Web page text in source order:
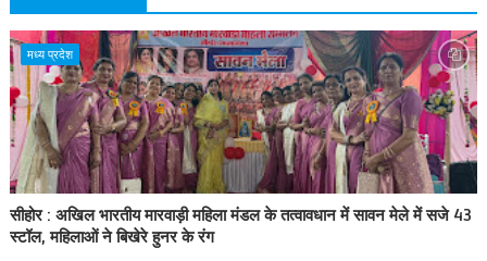
मध्य प्रदेश
सीहोर : अखिल भारतीय मारवाड़ी महिला मंडल के तत्वावधान में सावन मेले में सजे 43
स्टॉल, महिलाओं ने बिखेरे हुनर के रंग